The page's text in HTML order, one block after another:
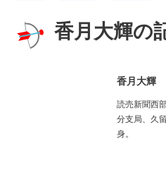
香月大輝の
香月大輝
読売新聞西
分支局、久
身。